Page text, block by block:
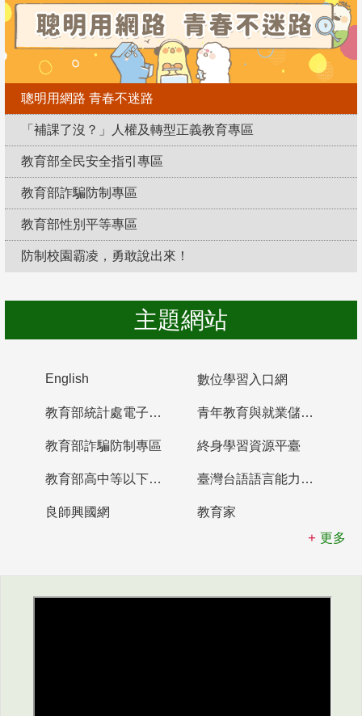
聰明用網路 青春不迷路
「補課了沒？」人權及轉型正義教育專區
教育部全民安全指引專區
教育部詐騙防制專區
教育部性別平等專區
防制校園霸凌，勇敢說出來！
主題網站
English 數位學習入口網
教育部統計處電子書櫃 青年教育與就業儲蓄帳戶
教育部詐騙防制專區 終身學習資源平臺
教育部高中等以下學校及幼兒園教師資格檢定考試 臺灣台語語言能力認證網站
良師興國網
教育家
更多